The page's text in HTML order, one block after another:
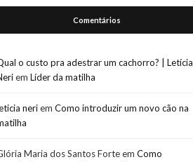
Comentários
o custo pra adestrar um cachorro? | Letícia
emLíder da matilha
neriemComo introduzir um novo cão na
Maria dos Santos ForteemComo